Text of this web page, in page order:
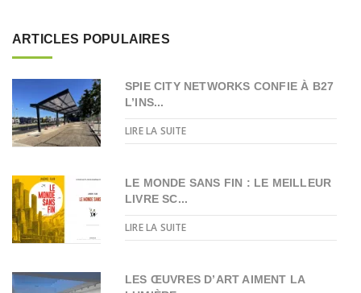
ARTICLES POPULAIRES
SPIE CITY NETWORKS CONFIE À B27
L’INS...
LIRE LA SUITE
LE MONDE SANS FIN : LE MEILLEUR
LIVRE SC...
LIRE LA SUITE
LES ŒUVRES D’ART AIMENT LA